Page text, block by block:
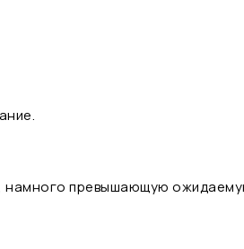
намного превышающую